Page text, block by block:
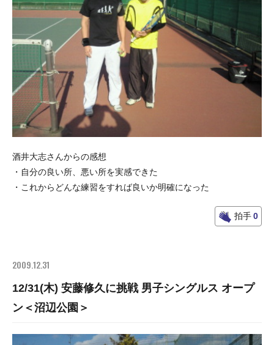
酒井大志さんからの感想
・自分の良い所、悪い所を実感できた
・これからどんな練習をすれば良いか明確になった
拍手0
2009.12.31
12/31(木) 安藤修久に挑戦 男子シングルス オープ
ン＜沼辺公園＞